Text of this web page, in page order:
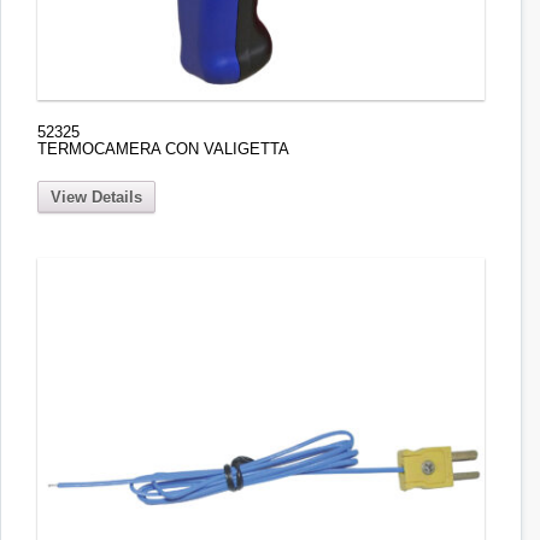
52325
TERMOCAMERA CON VALIGETTA
View Details